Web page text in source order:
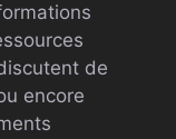
de
encore